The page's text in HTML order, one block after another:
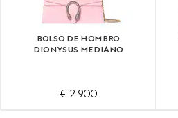
BOLSO DE HOMBRO
DIONYSUS MEDIANO
€ 2.900